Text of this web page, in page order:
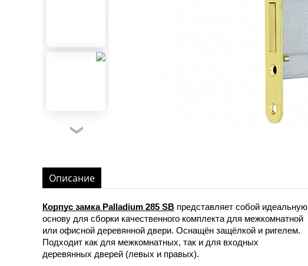
Описание
Корпус замка Palladium 285 SB представляет собой идеальную
основу для сборки качественного комплекта для межкомнатной
или офисной деревянной двери. Оснащён защёлкой и ригелем.
Подходит как для межкомнатных, так и для входных
деревянных дверей (левых и правых).